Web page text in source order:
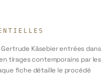
Käsebier entrées dans
tirages contemporains par les
fiche détaille le procédé